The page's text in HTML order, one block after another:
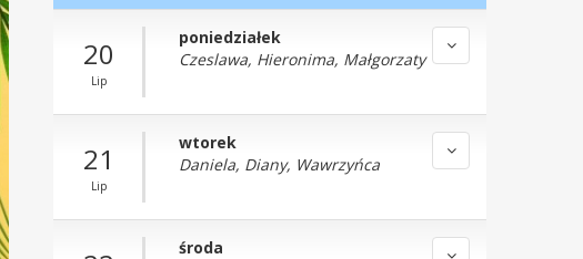
20
Lip
poniedziałek
Czeslawa, Hieronima, Małgorzaty
21
Lip
wtorek
Daniela, Diany, Wawrzyńca
środa